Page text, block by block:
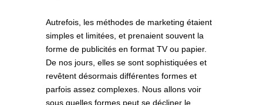
Autrefois, les méthodes de marketing étaient
simples et limitées, et prenaient souvent la
forme de publicités en format TV ou papier.
De nos jours, elles se sont sophistiquées et
revêtent désormais différentes formes et
parfois assez complexes. Nous allons voir
sous quelles formes peut se décliner le